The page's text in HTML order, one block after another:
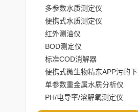
多参数水质测定仪
便携式水质测定仪
红外测油仪
BOD测定仪
标准COD消解器
便携式微生物精东APP污的下
载安装
单参数重金属水质分析仪
PH/电导率/溶解氧测定仪